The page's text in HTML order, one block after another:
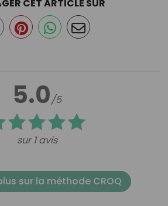
5.0/5
sur 1 avis
CET ARTICLE SUR
sur la méthode CROQ